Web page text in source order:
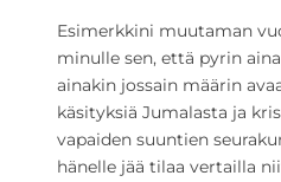
Esimerkkini muutaman
minulle sen, että pyrin
ainakin jossain määrin
käsityksiä Jumalasta ja
vapaiden suuntien
hänelle jää tilaa vertailla